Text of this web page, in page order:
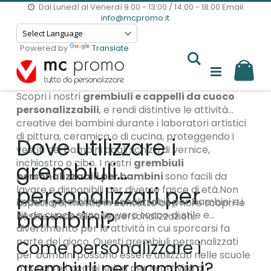
Dal Lunedì al Venerdì 9:00 - 13:00 / 14:00 - 18:00Email:
info@mcpromo.it
Powered by
Translate
Scopri i nostri grembiuli e cappelli da cuoco
personalizzabili, e rendi distintive le attività
creative dei bambini durante i laboratori artistici
di pittura, ceramica o di cucina, proteggendo i
vestiti dei bambini dagli schizzi di vernice,
inchiostro o cibo. I nostri grembiuli
personalizzabili per bambinisono facili da
lavare e disponibili per diverse fasce di età.Non
aspettare, mettiti in contatto con noi e scopri le
nostre straordinarie personalizzazioni.
Dove utilizzare i
grembiuli
personalizzati per
bambini?
I nostri grembiuli personalizzabili per bambini e i
kit da cuoco sono un vero tocco di stile e
divertimento per le attività in cui sporcarsi fa
parte del gioco. Questi grembiuli personalizzati
per bambini possono essere utilizzati nelle scuole
o durante i campi solari per le attività di
Come personalizzare i